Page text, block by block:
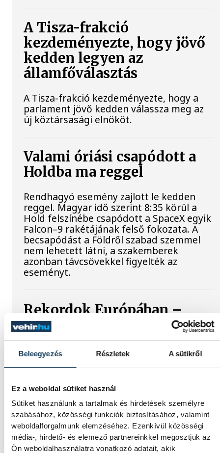
Beleegyezés Részletek A sütikről
Ez a weboldal sütiket használ
Sütiket használunk a tartalmak és hirdetések személyre
szabásához, közösségi funkciók biztosításához, valamint
weboldalforgalmunk elemzéséhez. Ezenkívül közösségi
média-, hirdető- és elemező partnereinkkel megosztjuk az
Ön weboldalhasználatra vonatkozó adatait, akik
A Tisza-frakció
kezdeményezte, hogy jövő
kedden legyen az
államfőválasztás
A Tisza-frakció kezdeményezte, hogy a
parlament jövő kedden válassza meg az
új köztársasági elnököt.
Valami óriási csapódott a
Holdba ma reggel
Rendhagyó esemény zajlott le kedden
reggel. Magyar idő szerint 8:35 körül a
Hold felszínébe csapódott a SpaceX egyik
Falcon–9 rakétájának felső fokozata. A
becsapódást a Földről szabad szemmel
nem lehetett látni, a szakemberek
azonban távcsövekkel figyelték az
eseményt.
Rekordok Európában –
Magyarország a legforróbb,
Angliában szárazság
tombol
kontinensszerte rekordokat dönt a
hőség. Magyarország a legforróbb
országok közé került, miközben az
Egyesült Királyságban olyan száraz júliust
mértek, amilyenre 155 éve nem volt
példa.